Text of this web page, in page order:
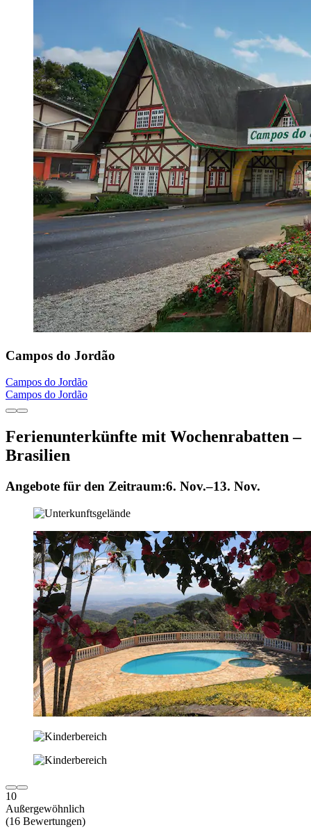
Campos do Jordão
Campos do Jordão
Campos do Jordão
Ferienunterkünfte mit Wochenrabatten –
Brasilien
Angebote für den Zeitraum:6. Nov.–13. Nov.
10
Außergewöhnlich
(16 Bewertungen)